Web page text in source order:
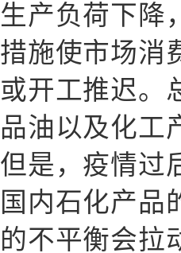
生产负荷下降
措施使市场消
或开工推迟。
品油以及化工
但是，疫情过
国内石化产品
的不平衡会拉